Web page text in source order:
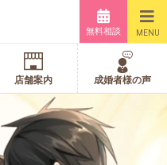
無料相談 MENU
店舗案内 成婚者様の声